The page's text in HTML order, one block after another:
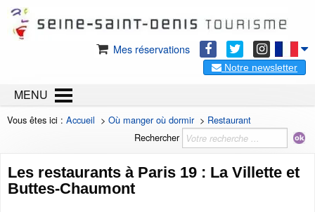
Mes réservations
Notre newsletter
MENU
Vous êtes ici : Accueil > Où manger où dormir> Restaurant
Rechercher
Les restaurants à Paris 19 : La Villette et
Buttes-Chaumont